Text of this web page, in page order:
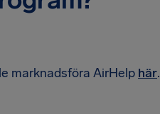
marknadsföra AirHelp här.